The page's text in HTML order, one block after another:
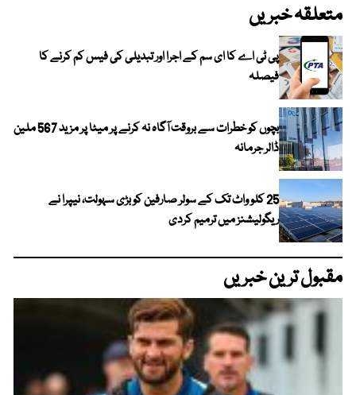
متعلقہ خبریں
پی ٹی اے کا ای سم کے اجرا اور تبدیلی کی فیس کم کرنے کا
فیصلہ
بچوں کو خطرات سے بروقت آگاہ نہ کرنے پر میٹا پر مزید 567 ملین
ڈالر جرمانہ
25 کلو واٹ تک کے سولر صارفین کو بڑی سہولت، نیپرا نے
ریگولیشنز میں ترمیم کردی
مقبول ترین خبریں